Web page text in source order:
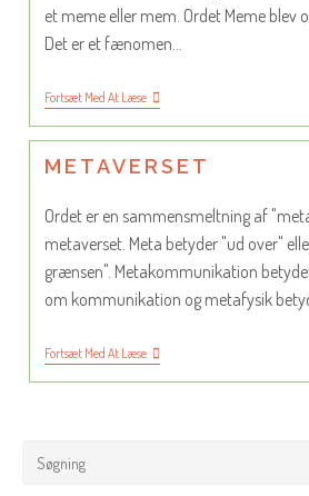
et meme eller mem. Ordet Meme blev
Det er et fænomen…
Fortsæt Med At LæseMeme
METAVERSET
Ordet er en sammensmeltning af
metaverset. Meta betyder "ud over"
grænsen". Metakommunikation
om kommunikation og metafysik
Fortsæt Med At LæseMetaverset